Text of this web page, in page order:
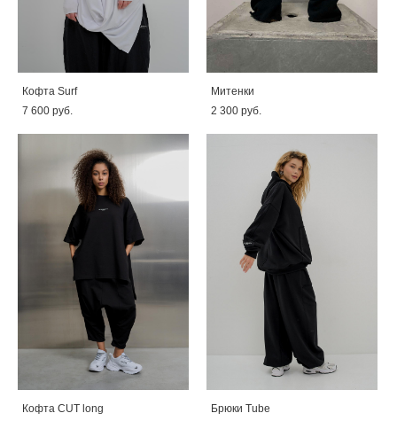
Кофта Surf
7 600 pуб.
Митенки
2 300 pуб.
Кофта CUT long
Брюки Tube